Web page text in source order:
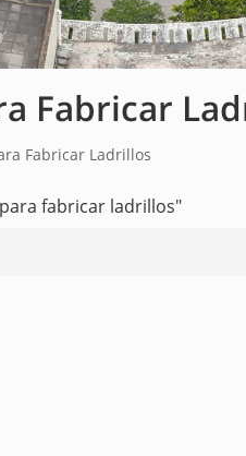
Fabricar
Fabricar Ladrillos
fabricar ladrillos"